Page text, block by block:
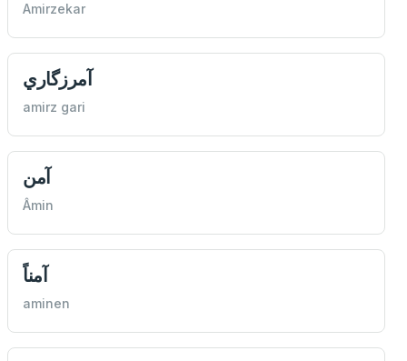
Amirzekar
آمرزگاري
amirz gari
آمن
Âmin
آمناً
aminen